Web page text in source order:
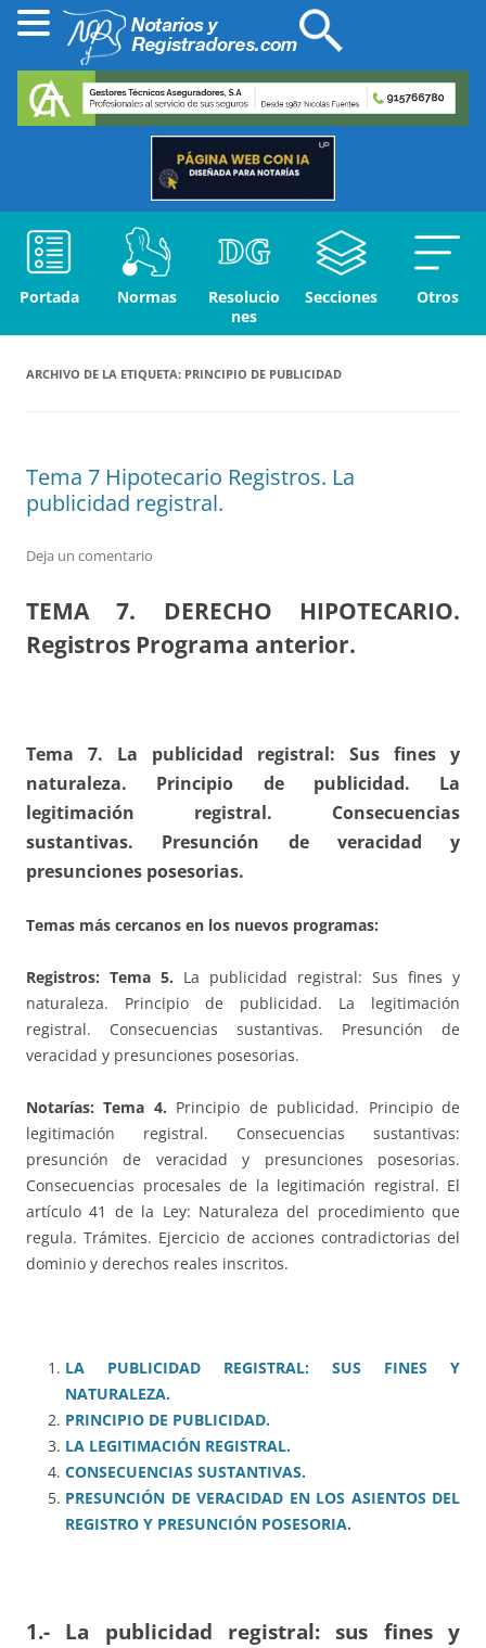
Portada Normas
Resolucio
nes
Secciones Otros
ARCHIVO DE LA ETIQUETA: PRINCIPIO DE PUBLICIDAD
Tema 7 Hipotecario Registros. La
publicidad registral.
Deja un comentario
TEMA 7. DERECHO HIPOTECARIO.
Registros Programa anterior.
Tema 7. La publicidad registral: Sus fines y
naturaleza. Principio de publicidad. La
legitimación registral. Consecuencias
sustantivas. Presunción de veracidad y
presunciones posesorias.
Temas más cercanos en los nuevos programas:
Registros: Tema 5. La publicidad registral: Sus fines y
naturaleza. Principio de publicidad. La legitimación
registral. Consecuencias sustantivas. Presunción de
veracidad y presunciones posesorias.
Notarías: Tema 4. Principio de publicidad. Principio de
legitimación registral. Consecuencias sustantivas:
presunción de veracidad y presunciones posesorias.
Consecuencias procesales de la legitimación registral. El
artículo 41 de la Ley: Naturaleza del procedimiento que
regula. Trámites. Ejercicio de acciones contradictorias del
dominio y derechos reales inscritos.
LA PUBLICIDAD REGISTRAL: SUS FINES Y
NATURALEZA.
PRINCIPIO DE PUBLICIDAD.
LA LEGITIMACIÓN REGISTRAL.
CONSECUENCIAS SUSTANTIVAS.
PRESUNCIÓN DE VERACIDAD EN LOS ASIENTOS DEL
REGISTRO Y PRESUNCIÓN POSESORIA.
1.- La publicidad registral: sus fines y